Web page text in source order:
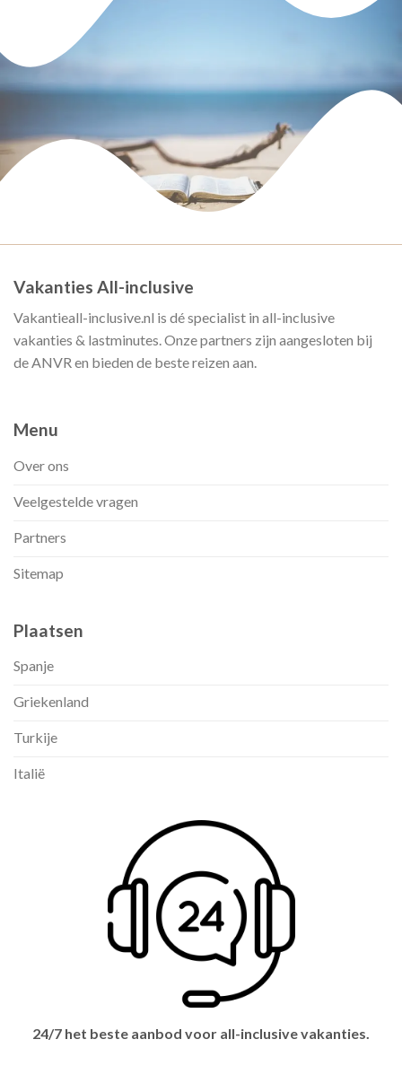
Vakanties All-inclusive
Vakantieall-inclusive.nl is dé specialist in all-inclusive
vakanties & lastminutes. Onze partners zijn aangesloten bij
de ANVR en bieden de beste reizen aan.
Menu
Over ons
Veelgestelde vragen
Partners
Sitemap
Plaatsen
Spanje
Griekenland
Turkije
Italië
24/7 het beste aanbod voor all-inclusive vakanties.